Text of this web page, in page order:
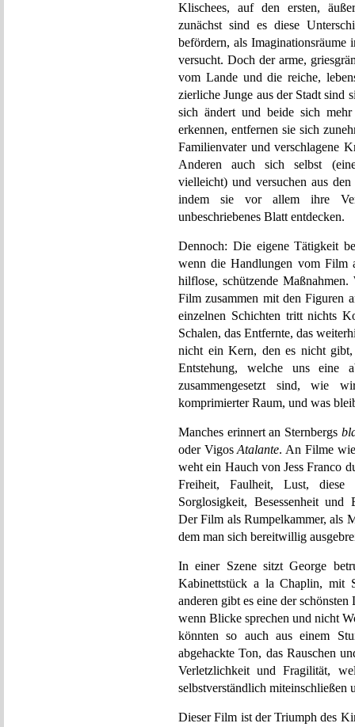
Klischees, auf den ersten,
zunächst sind es diese
befördern, als
versucht. Doch der arme,
vom Lande und die reiche,
zierliche Junge aus der Stadt sind
sich ändert und beide sich
erkennen, entfernen sie sich
Familienvater und verschlagene
Anderen auch sich selbst
vielleicht) und versuchen aus
indem sie vor allem ihre
unbeschriebenes Blatt entdecken.
Dennoch: Die eigene Tätigkeit
wenn die Handlungen vom Film
hilflose, schützende
Film zusammen mit den Figuren
einzelnen Schichten tritt nichts
Schalen, das Entfernte, das
nicht ein Kern, den es nicht gibt,
Entstehung, welche uns eine
zusammengesetzt sind, wie
komprimierter Raum, und was
Manches erinnert an Sternbergs
oder VigosAtalante. An Filme
weht ein Hauch von Jess Franco
Freiheit, Faulheit, Lust,
Sorglosigkeit, Besessenheit und
Der Film als Rumpelkammer, als
dem man sich bereitwillig
In einer Szene sitzt George
Kabinettstück a la Chaplin, mit
anderen gibt es eine der
wenn Blicke sprechen und nicht
könnten so auch aus einem
abgehackte Ton, das Rauschen
Verletzlichkeit und Fragilität,
selbstverständlich miteinschließen
Dieser Film ist der Triumph des